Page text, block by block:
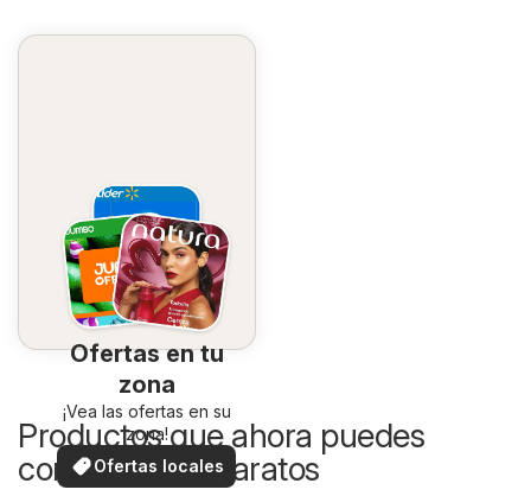
Ofertas en tu
zona
¡Vea las ofertas en su
zona!
Ofertas locales
Productos que ahora puedes
comprar más baratos